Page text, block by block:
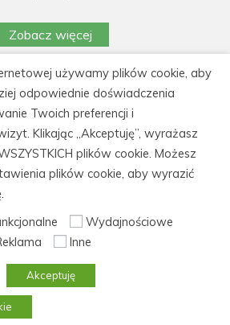
Zobacz więcej
Doskonalenia Kadr, 86-105
ul. Kiepury 30
fax: 52 522 21 31, NIP: 559-
2026 CeDeKa szkolenia i kursy
,Polityka prywatności
strony
używamy plików cookie, aby
odpowiednie doświadczenia
Twoich preferencji i
Klikając „Akceptuję”, wyrażasz
plików cookie. Możesz
plików cookie, aby wyrazić
Wydajnościowe
Inne
Akceptuję